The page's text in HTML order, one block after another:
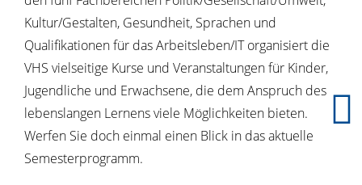
Kultur/Gestalten, Gesundheit, Sprachen und
Qualifikationen für das Arbeitsleben/IT organisiert die
VHS vielseitige Kurse und Veranstaltungen für Kinder,
Jugendliche und Erwachsene, die dem Anspruch des
lebenslangen Lernens viele Möglichkeiten bieten.
Werfen Sie doch einmal einen Blick in das aktuelle
Semesterprogramm.